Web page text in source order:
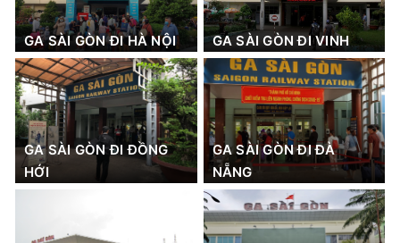
GA SÀI GÒN ĐI HÀ NỘI GA SÀI GÒN ĐI VINH
GA SÀI GÒN ĐI ĐỒNG
HỚI
GA SÀI GÒN ĐI ĐÀ
NẴNG